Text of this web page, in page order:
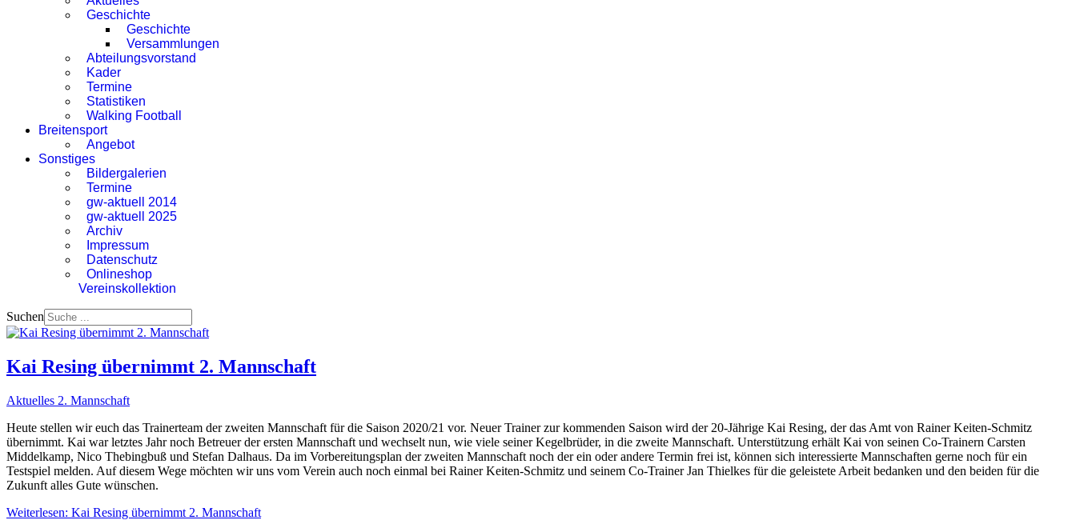
Geschichte
Geschichte
Versammlungen
Abteilungsvorstand
Kader
Termine
Statistiken
Walking Football
Breitensport
Angebot
Sonstiges
Bildergalerien
Termine
gw-aktuell 2014
gw-aktuell 2025
Archiv
Impressum
Datenschutz
Onlineshop
Vereinskollektion
Suchen
Kai Resing übernimmt 2. Mannschaft
Aktuelles 2. Mannschaft
Heute stellen wir euch das Trainerteam der zweiten Mannschaft für die Saison 2020/21 vor. Neuer Trainer zur kommenden Saison wird der 20-Jährige Kai Resing, der das Amt von Rainer Keiten-Schmitz
übernimmt. Kai war letztes Jahr noch Betreuer der ersten Mannschaft und wechselt nun, wie viele seiner Kegelbrüder, in die zweite Mannschaft. Unterstützung erhält Kai von seinen Co-Trainern Carsten
Middelkamp, Nico Thebingbuß und Stefan Dalhaus. Da im Vorbereitungsplan der zweiten Mannschaft noch der ein oder andere Termin frei ist, können sich interessierte Mannschaften gerne noch für ein
Testspiel melden. Auf diesem Wege möchten wir uns vom Verein auch noch einmal bei Rainer Keiten-Schmitz und seinem Co-Trainer Jan Thielkes für die geleistete Arbeit bedanken und den beiden für die
Zukunft alles Gute wünschen.
Weiterlesen: Kai Resing übernimmt 2. Mannschaft